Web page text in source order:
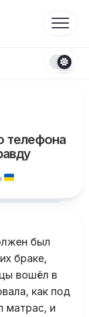
телефона
был
браке,
вошёл в
как под
матрас, и